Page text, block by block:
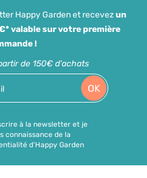
Happy Garden et recevezun
valable sur votre première
!
de 150€ d'achats
OK
à la newsletter et je
connaissance de la
d'Happy Garden